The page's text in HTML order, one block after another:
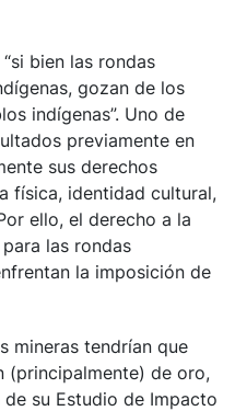
bien las rondas
gozan de los
indígenas”. Uno de
previamente en
sus derechos
física, identidad cultural,
ello, el derecho a la
las rondas
la imposición de
mineras tendrían que
(principalmente) de oro,
su Estudio de Impacto